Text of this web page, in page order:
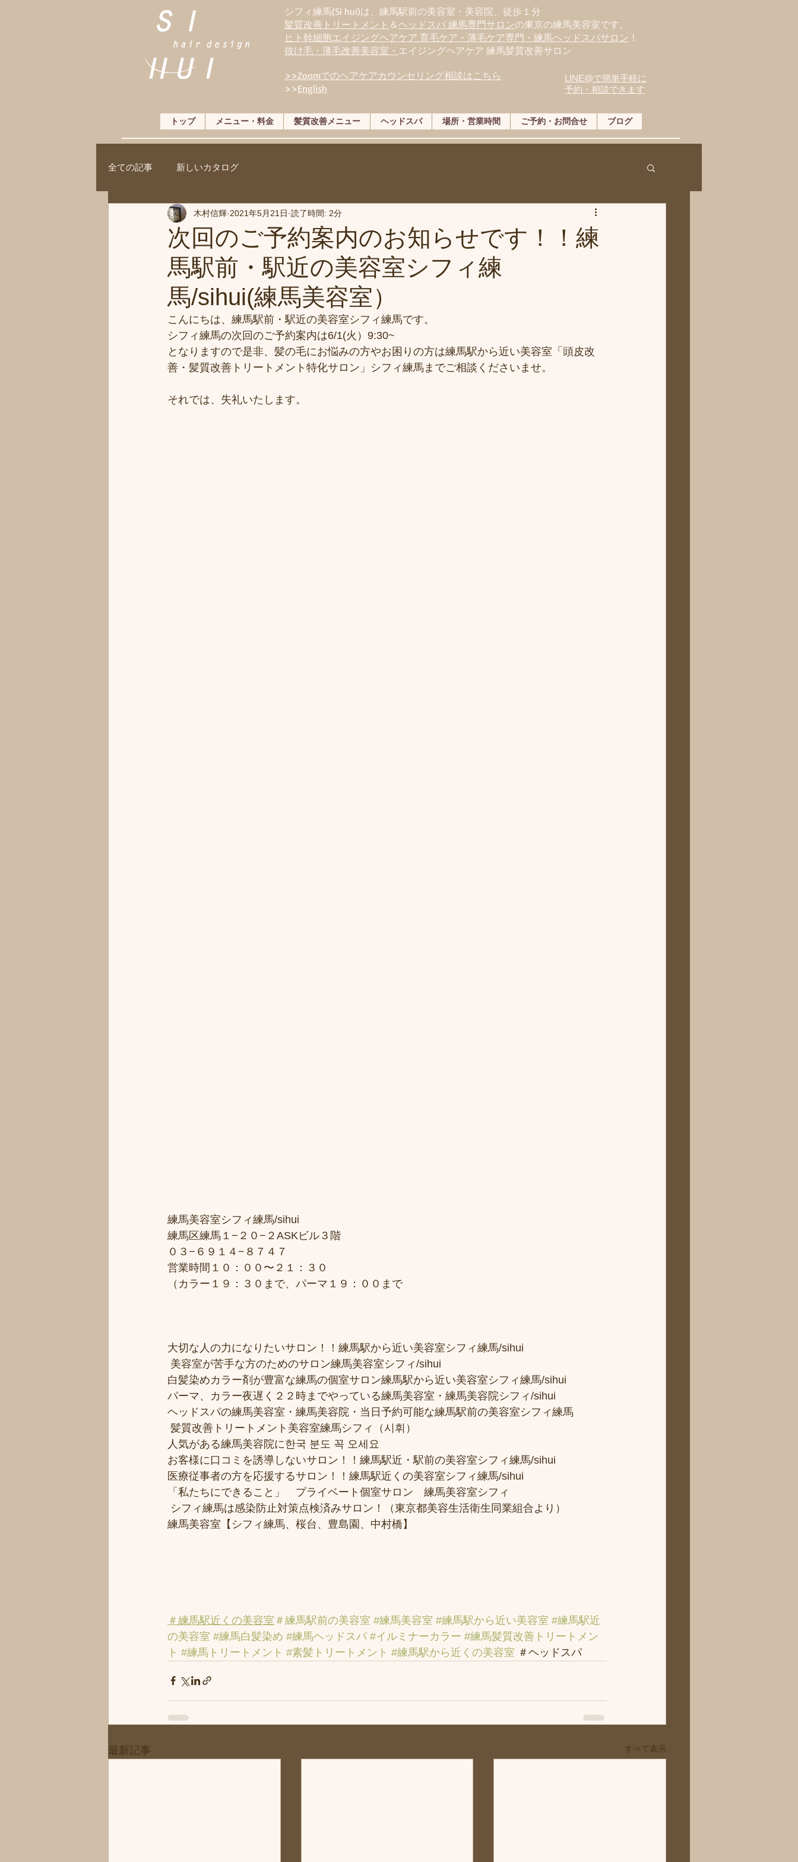
シフィ練馬(Si hui)は、 練馬駅前の美容室・美容院、徒歩１分
髪質改善トリートメント ＆ヘッドスパ 練馬専門サロンの東京の練馬美容室です。
ヒト幹細胞エイジングヘアケア 育毛ケア・薄毛ケア専門・練馬ヘッドスパサロン ！
抜け毛・薄毛改善美容室・ エイジングヘアケア 練馬髪質改善サロン
>>Zoomでのヘアケアカウンセリング相談はこちら
>>English
LINE@で簡単手軽に
予約・相談できます
トップ メニュー・料金 髪質改善メニュー ヘッドスパ 場所・営業時間 ご予約・お問合せ ブログ
全ての記事 新しいカタログ
次回のご予約案内のお知らせです！！練
馬駅前・駅近の美容室シフィ練
馬/sihui(練馬美容室）
木村信輝 2021年5月21日 読了時間: 2分
こんにちは、練馬駅前・駅近の美容室シフィ練馬です。
シフィ練馬の次回のご予約案内は6/1(火）9:30~
となりますので是非、髪の毛にお悩みの方やお困りの方は練馬駅から近い美容室「頭皮改
善・髪質改善トリートメント特化サロン」シフィ練馬までご相談くださいませ。
それでは、失礼いたします。
練馬美容室シフィ練馬/sihui
練馬区練馬１−２０−２ASKビル３階
０３−６９１４−８７４７
営業時間１０：００〜２１：３０
（カラー１９：３０まで、パーマ１９：００まで
大切な人の力になりたいサロン！！練馬駅から近い美容室シフィ練馬/sihui
美容室が苦手な方のためのサロン練馬美容室シフィ/sihui
白髪染めカラー剤が豊富な練馬の個室サロン練馬駅から近い美容室シフィ練馬/sihui
パーマ、カラー夜遅く２２時までやっている練馬美容室・練馬美容院シフィ/sihui
ヘッドスパの練馬美容室・練馬美容院・当日予約可能な練馬駅前の美容室シフィ練馬
髪質改善トリートメント美容室練馬シフィ（시휘）
人気がある練馬美容院に한국 분도 꼭 오세요
お客様に口コミを誘導しないサロン！！練馬駅近・駅前の美容室シフィ練馬/sihui
医療従事者の方を応援するサロン！！練馬駅近くの美容室シフィ練馬/sihui
「私たちにできること」　プライベート個室サロン　練馬美容室シフィ
シフィ練馬は感染防止対策点検済みサロン！（東京都美容生活衛生同業組合より）
練馬美容室【シフィ練馬、桜台、豊島園、中村橋】
＃練馬駅近くの美容室 ＃練馬駅前の美容室 #練馬美容室 #練馬駅から近い美容室 #練馬駅近
の美容室 #練馬白髪染め #練馬ヘッドスパ #イルミナーカラー #練馬髪質改善トリートメン
ト #練馬トリートメント #素髪トリートメント #練馬駅から近くの美容室 ＃ヘッドスパ
最新記事 すべて表示